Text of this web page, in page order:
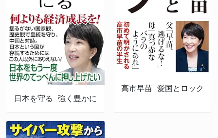
日本を守る 強く豊かに
高市早苗 愛国とロック